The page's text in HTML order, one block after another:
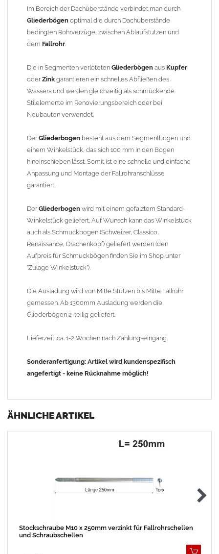
finden Sie im Shop unter "Zulage Winkelstück").
Die Ausladung wird von Mitte Stutzen bis Mitte Fallrohr
gemessen. Ab 1300mm Ausladung werden die Gliederbögen 2-
Lieferzeit: ca. 1-2 Wochen nach Zahlungseingang
Sonderanfertigung: Artikel wird kundenspezifisch angefertigt -
keine Rücknahme möglich!
Im Bereich der Dachüberstände verbindet man durch
Gliederbögen optimal die durch Dachüberstände
bedingten Rohrverzüge, zwischen Ablaufstutzen und
dem Fallrohr.
Die in Segmenten verlöteten Gliederbögen aus Kupfer
oderZink garantieren ein schnelles Abfließen des
Wassers und werden gleichzeitig als schmückende
Stilelemente im Renovierungsbereich oder bei
Neubauten verwendet.
DerGliederbogen besteht aus dem Segmentbogen und
einem Winkelstück, das sich 100 mm in den Bogen
hineinschieben lässt. Somit ist eine schnelle und einfache
Anpassung und Montage der Fallrohranschlüsse
garantiert.
DerGliederbogen wird mit einem gefalztem Standard-
Winkelstück geliefert. Auf Wunsch kann das Winkelstück
auch als Schmuckbogen (Schweizer, Classico,
Renaissance, Drachenkopf) geliefert werden (den
Aufpreis für Schmuckbögen finden Sie im Shop unter
"Zulage Winkelstück").
Die Ausladung wird von Mitte Stutzen bis Mitte Fallrohr
gemessen. Ab 1300mm Ausladung werden die
Gliederbögen 2-teilig geliefert.
Lieferzeit: ca. 1-2 Wochen nach Zahlungseingang
Sonderanfertigung: Artikel wird kundenspezifisch
angefertigt - keine Rücknahme möglich!
ÄHNLICHE ARTIKEL
Stockschraube M10 x 250mm verzinkt für Fallrohrschellen
und Schraubschellen